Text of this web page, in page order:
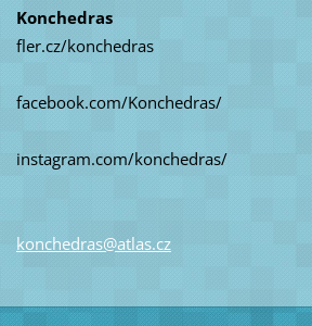
Konchedras
fler.cz/konchedras
facebook.com/Konchedras/
instagram.com/konchedras/
konchedras@atlas.cz